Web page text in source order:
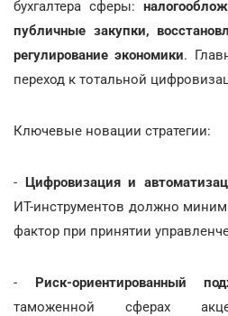
бухгалтера сферы:
публичные закупки,
регулирование экономики.
переход к тотальной
Ключевые новации стратегии:
- Цифровизация и
ИТ-инструментов должно
фактор при принятии
- Риск-ориентированный
таможенной сферах